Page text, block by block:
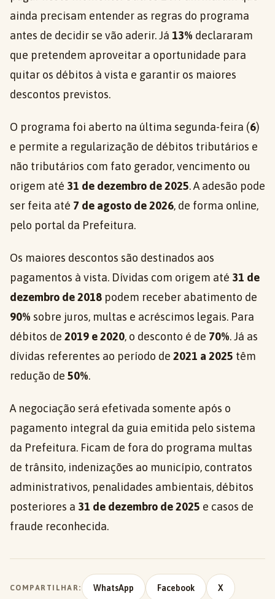
ainda precisam entender as regras do programa
antes de decidir se vão aderir. Já 13% declararam
que pretendem aproveitar a oportunidade para
quitar os débitos à vista e garantir os maiores
descontos previstos.
O programa foi aberto na última segunda-feira (6)
e permite a regularização de débitos tributários e
não tributários com fato gerador, vencimento ou
origem até 31 de dezembro de 2025. A adesão pode
ser feita até 7 de agosto de 2026, de forma online,
pelo portal da Prefeitura.
Os maiores descontos são destinados aos
pagamentos à vista. Dívidas com origem até 31 de
dezembro de 2018 podem receber abatimento de
90% sobre juros, multas e acréscimos legais. Para
débitos de 2019 e 2020, o desconto é de 70%. Já as
dívidas referentes ao período de 2021 a 2025 têm
redução de 50%.
A negociação será efetivada somente após o
pagamento integral da guia emitida pelo sistema
da Prefeitura. Ficam de fora do programa multas
de trânsito, indenizações ao município, contratos
administrativos, penalidades ambientais, débitos
posteriores a 31 de dezembro de 2025 e casos de
fraude reconhecida.
COMPARTILHAR: WhatsApp Facebook X